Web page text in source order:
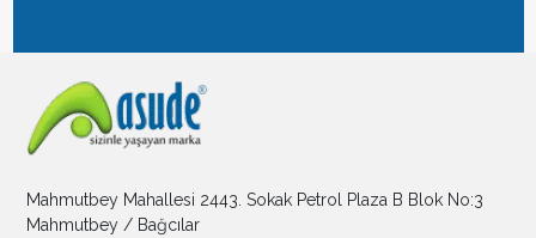
Mahmutbey Mahallesi 2443. Sokak Petrol Plaza B Blok No:3
Mahmutbey / Bağcılar